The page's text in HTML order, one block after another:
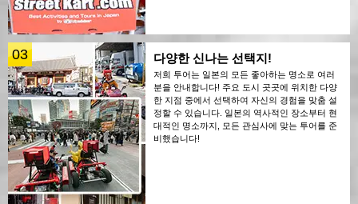
03 다양한 신나는 선택지!
저희 투어는 일본의 모든 좋아하는 명소로 여러
분을 안내합니다! 주요 도시 곳곳에 위치한 다양
한 지점 중에서 선택하여 자신의 경험을 맞춤 설
정할 수 있습니다. 일본의 역사적인 장소부터 현
대적인 명소까지, 모든 관심사에 맞는 투어를 준
비했습니다!